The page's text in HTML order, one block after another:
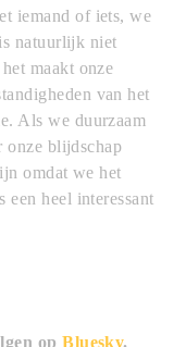
iemand of iets, we
natuurlijk niet
maakt onze
van het
Als we duurzaam
blijdschap
omdat we het
heel interessant
opBluesky.